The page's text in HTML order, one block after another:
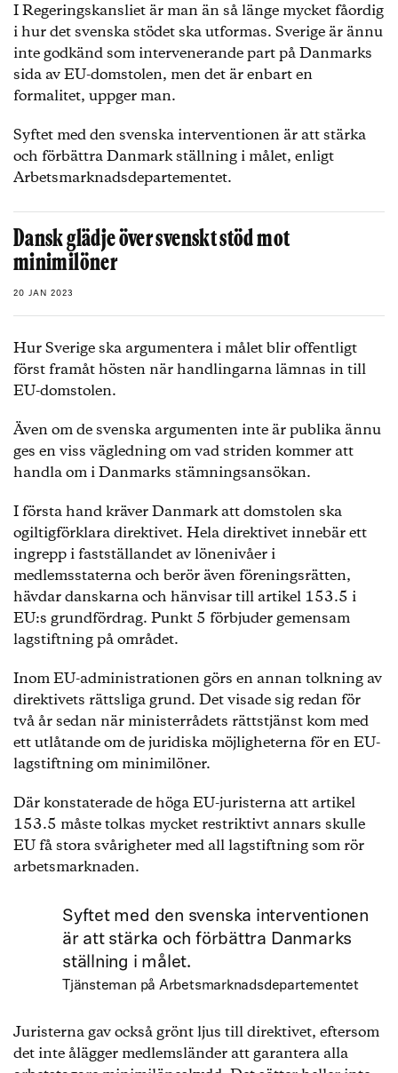
I Regeringskansliet är man än så länge mycket fåordig
i hur det svenska stödet ska utformas. Sverige är ännu
inte godkänd som intervenerande part på Danmarks
sida av EU-domstolen, men det är enbart en
formalitet, uppger man.
Syftet med den svenska interventionen är att stärka
och förbättra Danmark ställning i målet, enligt
Arbetsmarknadsdepartementet.
Dansk glädje över svenskt stöd mot
minimilöner
20 JAN 2023
Hur Sverige ska argumentera i målet blir offentligt
först framåt hösten när handlingarna lämnas in till
EU-domstolen.
Även om de svenska argumenten inte är publika ännu
ges en viss vägledning om vad striden kommer att
handla om i Danmarks stämningsansökan.
I första hand kräver Danmark att domstolen ska
ogiltigförklara direktivet. Hela direktivet innebär ett
ingrepp i fastställandet av lönenivåer i
medlemsstaterna och berör även föreningsrätten,
hävdar danskarna och hänvisar till artikel 153.5 i
EU:s grundfördrag. Punkt 5 förbjuder gemensam
lagstiftning på området.
Inom EU-administrationen görs en annan tolkning av
direktivets rättsliga grund. Det visade sig redan för
två år sedan när ministerrådets rättstjänst kom med
ett utlåtande om de juridiska möjligheterna för en EU-
lagstiftning om minimilöner.
Där konstaterade de höga EU-juristerna att artikel
153.5 måste tolkas mycket restriktivt annars skulle
EU få stora svårigheter med all lagstiftning som rör
arbetsmarknaden.
Syftet med den svenska interventionen
är att stärka och förbättra Danmarks
ställning i målet.
Tjänsteman på Arbetsmarknadsdepartementet
Juristerna gav också grönt ljus till direktivet, eftersom
det inte ålägger medlemsländer att garantera alla